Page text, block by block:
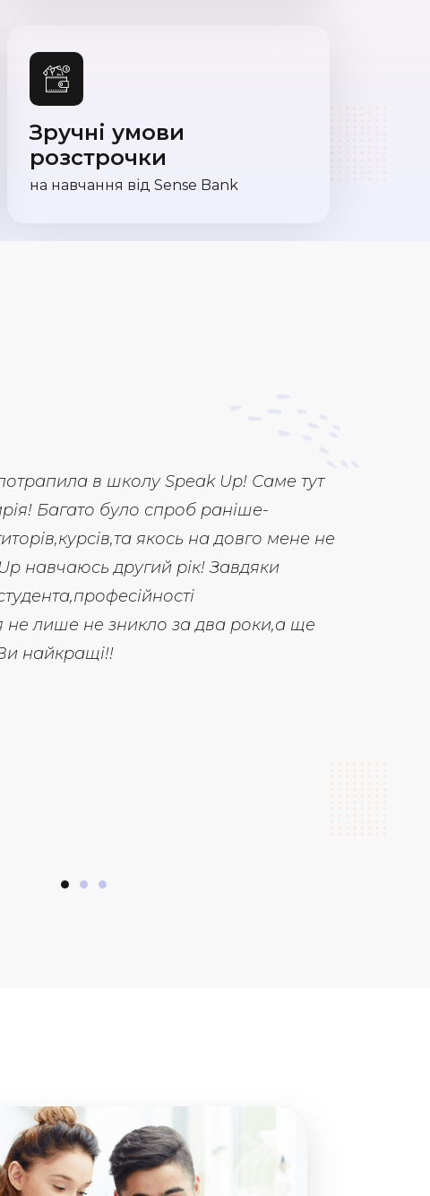
Зручні умови
розстрочки
на навчання від Sense Bank
школу Speak Up! Саме тут
було спроб раніше-
якось на довго мене не
другий рік! Завдяки
зникло за два роки,а ще
Мої враження про
на м.Мінська, я
спілкування,
small words Ta